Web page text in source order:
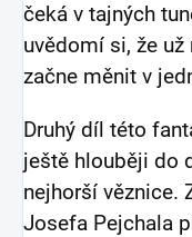
čeká v tajných
uvědomí si, že
začne měnit v
Druhý díl této
ještě hlouběji do
nejhorší věznice.
Josefa Pejchala